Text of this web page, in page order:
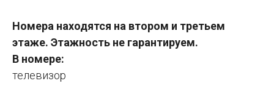
Номера находятся на втором и третьем
этаже. Этажность не гарантируем.
В номере:
телевизор